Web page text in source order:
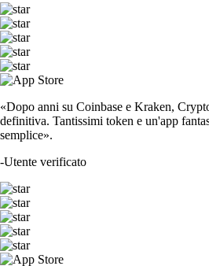
«Dopo anni su Coinbase e Kraken,
definitiva. Tantissimi token e un'app
semplice».
-Utente verificato